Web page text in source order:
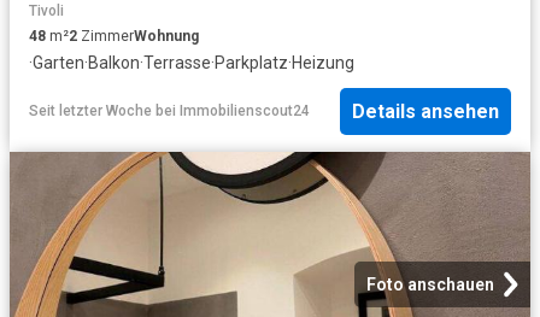
Tivoli
48 m²2 ZimmerWohnung
·Garten·Balkon·Terrasse·Parkplatz·Heizung
Seit letzter Woche bei Immobilienscout24 Details ansehen
Foto anschauen